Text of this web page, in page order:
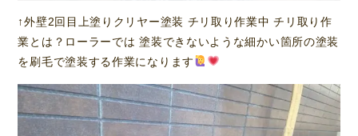
↑外壁2回目上塗りクリヤー塗装 チリ取り作業中 チリ取り作
業とは？ローラーでは 塗装できないような細かい箇所の塗装
を刷毛で塗装する作業になります